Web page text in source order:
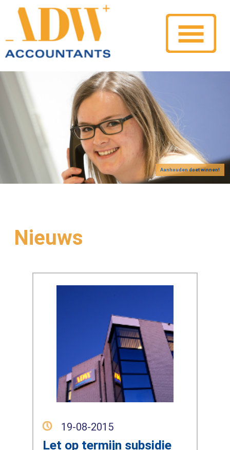
Aanhouden doet winnen!
Nieuws
19-08-2015
Let op termijn subsidie